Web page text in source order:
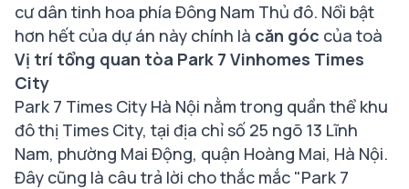
cư dân tinh hoa phía Đông Nam Thủ đô. Nổi bật
hơn hết của dự án này chính là căn góc của toà
Vị trí tổng quan tòa Park 7 Vinhomes Times
City
Park 7 Times City Hà Nội nằm trong quần thể khu
đô thị Times City, tại địa chỉ số 25 ngõ 13 Lĩnh
Nam, phường Mai Động, quận Hoàng Mai, Hà Nội.
Đây cũng là câu trả lời cho thắc mắc "Park 7